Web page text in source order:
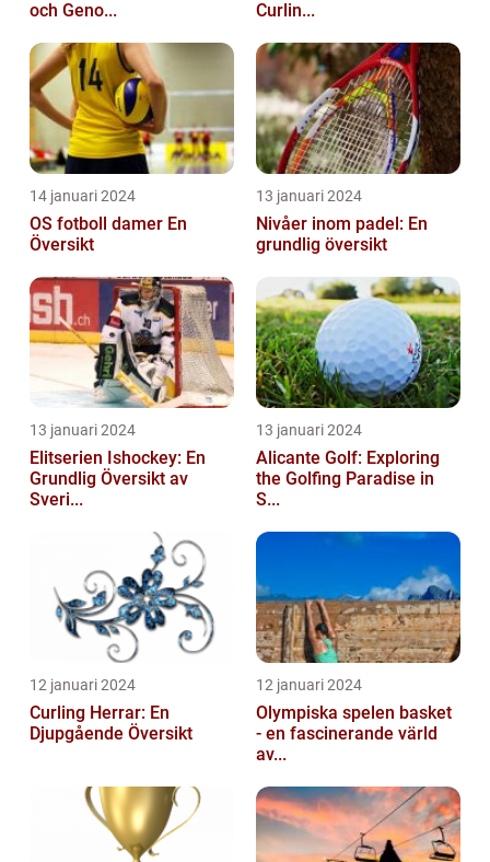
och Geno...
Curlin...
14 januari 2024
OS fotboll damer En
Översikt
13 januari 2024
Nivåer inom padel: En
grundlig översikt
13 januari 2024
Elitserien Ishockey: En
Grundlig Översikt av
Sveri...
13 januari 2024
Alicante Golf: Exploring
the Golfing Paradise in
S...
12 januari 2024
Curling Herrar: En
Djupgående Översikt
12 januari 2024
Olympiska spelen basket
- en fascinerande värld
av...